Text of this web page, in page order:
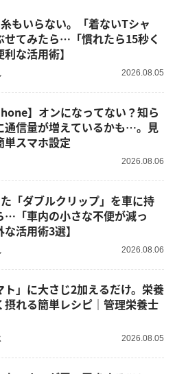
せてみたら…「慣れたら15秒く
な活用術】
2026.08.05
通信量が増えているかも…。見
単スマホ設定
2026.08.06
…「車内の小さな不便が減っ
活用術3選】
2026.08.06
ト」に大さじ2加えるだけ。栄養
摂れる簡単レシピ｜管理栄養士
2026.08.05